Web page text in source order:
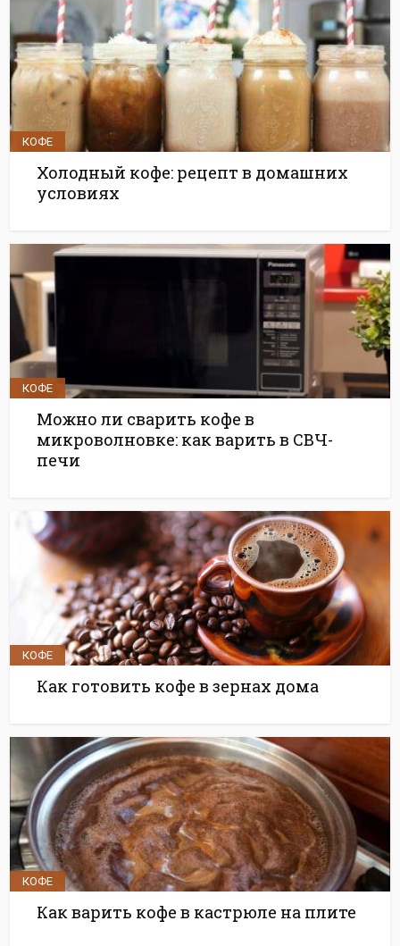
КОФЕ
Холодный кофе: рецепт в домашних
условиях
КОФЕ
Можно ли сварить кофе в
микроволновке: как варить в СВЧ-
печи
КОФЕ
Как готовить кофе в зернах дома
КОФЕ
Как варить кофе в кастрюле на плите